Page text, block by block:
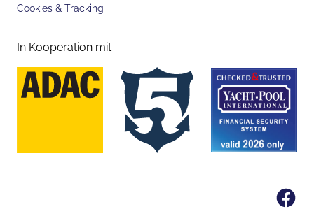
Cookies & Tracking
In Kooperation mit